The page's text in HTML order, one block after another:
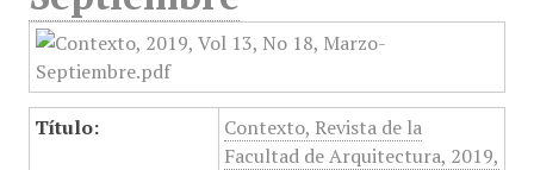
Título:
Contexto, Revista de la
Facultad de Arquitectura, 2019,